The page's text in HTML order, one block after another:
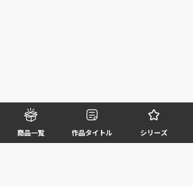
商品一覧 作品タイトル シリーズ